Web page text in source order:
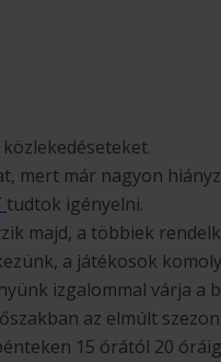
mert már nagyon
tudtok igényelni.
majd, a többiek
a játékosok
izgalommal várja a
az elmúlt
15 órától 20